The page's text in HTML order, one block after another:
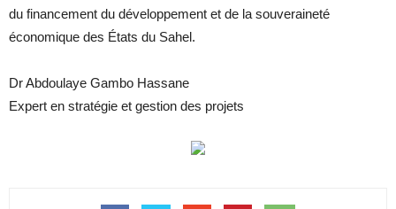
du financement du développement et de la souveraineté
économique des États du Sahel.
Dr Abdoulaye Gambo Hassane
Expert en stratégie et gestion des projets